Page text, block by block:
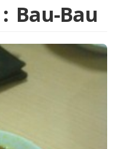
Bau-Bau